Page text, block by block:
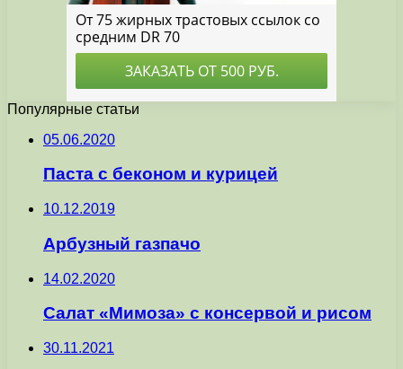
Популярные статьи
05.06.2020
Паста с беконом и курицей
10.12.2019
Арбузный газпачо
14.02.2020
Салат «Мимоза» с консервой и рисом
30.11.2021